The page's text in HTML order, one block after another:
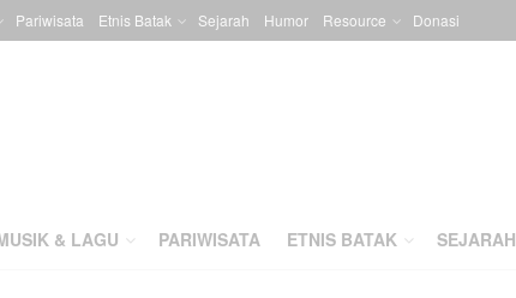
Pariwisata Etnis Batak Sejarah Humor Resource Donasi
& LAGU PARIWISATA ETNIS BATAK SEJARAH